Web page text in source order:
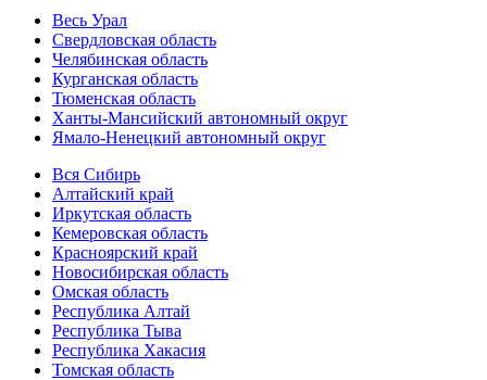
Весь Урал
Свердловская область
Челябинская область
Курганская область
Тюменская область
Ханты-Мансийский автономный округ
Ямало-Ненецкий автономный округ
Вся Сибирь
Алтайский край
Иркутская область
Кемеровская область
Красноярский край
Новосибирская область
Омская область
Республика Алтай
Республика Тыва
Республика Хакасия
Томская область